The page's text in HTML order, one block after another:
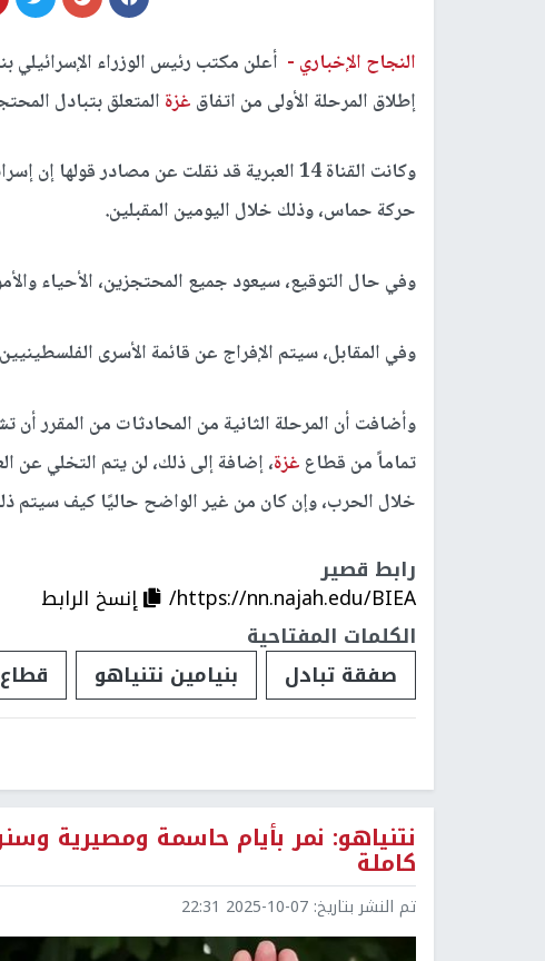
النجاح الإخباري - أعلن مكتب رئيس الوزراء الإسرائيلي
إطلاق المرحلة الأولى من اتفاق غزة المتعلق بتبادل
وكانت القناة 14 العبرية قد نقلت عن مصادر
حركة حماس، وذلك خلال اليومين المقبلين.
وفي حال التوقيع، سيعود جميع المحتجزين، الأحياء
وفي المقابل، سيتم الإفراج عن قائمة الأسرى
وأضافت أن المرحلة الثانية من المحادثات من المقرر
تماماً من قطاع غزة، إضافة إلى ذلك، لن يتم التخلي عن
خلال الحرب، وإن كان من غير الواضح حاليًا كيف سيتم
رابط قصير
https://nn.najah.edu/BIEA/
إنسخ الرابط
الكلمات المفتاحية
صفقة تبادل
بنيامين نتنياهو
نتنياهو: نمر بأيام حاسمة ومصيرية
كاملة
تم النشر بتاريخ: 2025-10-07 22:31